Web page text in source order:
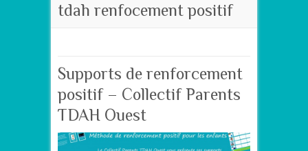
tdah renfocement positif
Supports de renforcement
positif – Collectif Parents
TDAH Ouest